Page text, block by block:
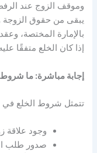
وموقف الزوج عند
يبقى من حقوق الزوجة
بالإمارة المختصة،
إذا كان الخلع متفقًا
إجابة مباشرة: ما
تتمثل شروط الخلع في
وجود علاقة
صدور طلب